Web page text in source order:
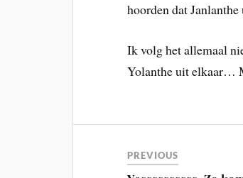
hoorden dat
Ik volg het allemaal
Yolanthe uit elkaar…
PREVIOUS